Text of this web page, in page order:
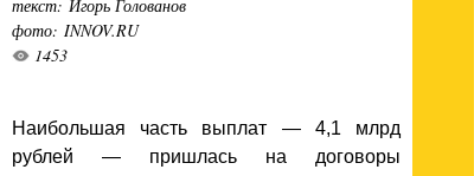
текст: Игорь Голованов
фото: INNOV.RU
1453
Наибольшая часть выплат — 4,1 млрд
рублей — пришлась на договоры